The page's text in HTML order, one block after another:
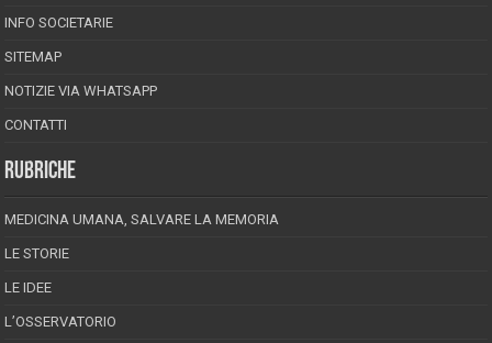
INFO SOCIETARIE
SITEMAP
NOTIZIE VIA WHATSAPP
CONTATTI
RUBRICHE
MEDICINA UMANA, SALVARE LA MEMORIA
LE STORIE
LE IDEE
L’OSSERVATORIO